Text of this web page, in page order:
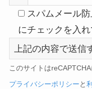
スパムメール
にチェックを入
このサイトは
プライバシーポリシーと